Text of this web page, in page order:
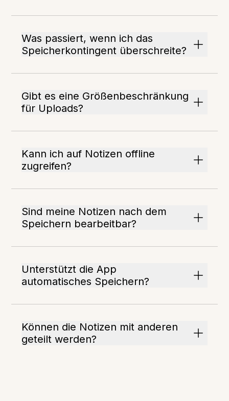
Was passiert, wenn ich das
Speicherkontingent überschreite?
Gibt es eine Größenbeschränkung
für Uploads?
Kann ich auf Notizen offline
zugreifen?
Sind meine Notizen nach dem
Speichern bearbeitbar?
Unterstützt die App
automatisches Speichern?
Können die Notizen mit anderen
geteilt werden?